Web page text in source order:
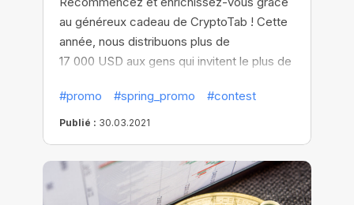
au généreux cadeau de CryptoTab ! Cette
année, nous distribuons plus de
17 000 USD aux gens qui invitent le plus de
personnes que possible afin de gagner
l'une des cinq récompenses principales.
#promo #spring_promo #contest
Publié : 30.03.2021